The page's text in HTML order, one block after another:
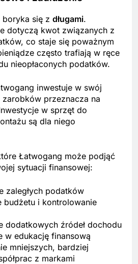
się z długami.
dotyczą kwot związanych z
co staje się poważnym
często trafiają w ręce
nieopłaconych podatków.
inwestuje w swój
przeznacza na
w sprzęt do
są dla niego
Łatwogang może podjąć
sytuacji finansowej:
zaległych podatków
budżetu i kontrolowanie
dodatkowych źródeł dochodu
w edukację finansową
mniejszych, bardziej
z markami